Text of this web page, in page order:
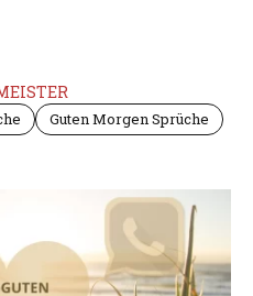
Guten Morgen Sprüche